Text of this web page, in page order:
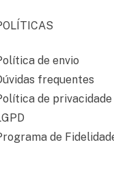
de envio
frequentes
de privacidade
de